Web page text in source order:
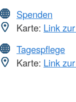
Spenden
Karte: Link
Tagespflege
Karte: Link